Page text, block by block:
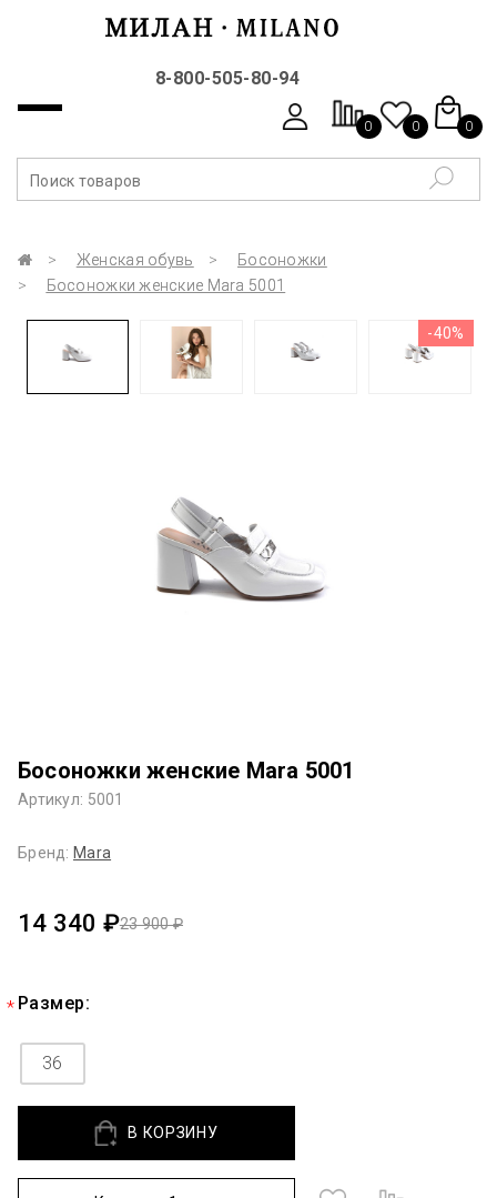
8-800-505-80-94
0 0 0
Женская обувь
Босоножки
Босоножки женские Mara 5001
-40%
Босоножки женские Mara 5001
Артикул: 5001
Бренд: Mara
23 900 ₽
14 340 ₽
Размер:
36
В КОРЗИНУ